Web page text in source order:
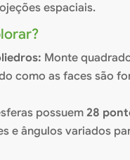
espaciais.
Monte
como as faces são
possuem28
e ângulos variados